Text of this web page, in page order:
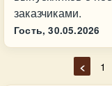
заказчиками.
Гость, 30.05.2026
< 1